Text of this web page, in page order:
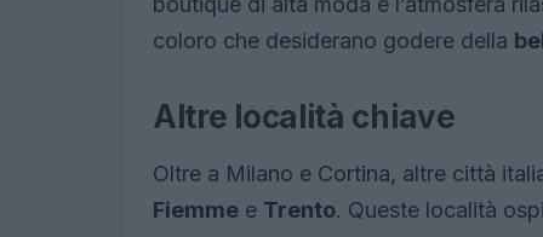
coloro che desiderano godere della
Altre località chiave
Oltre a Milano e Cortina, altre città
Fiemme e Trento. Queste località